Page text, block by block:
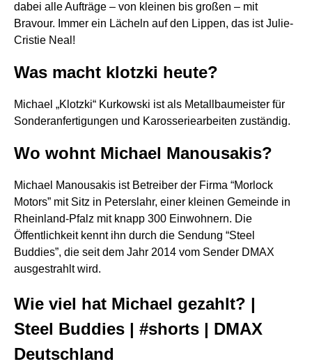
dabei alle Aufträge – von kleinen bis großen – mit
Bravour. Immer ein Lächeln auf den Lippen, das ist Julie-
Cristie Neal!
Was macht klotzki heute?
Michael „Klotzki“ Kurkowski ist als Metallbaumeister für
Sonderanfertigungen und Karosseriearbeiten zuständig.
Wo wohnt Michael Manousakis?
Michael Manousakis ist Betreiber der Firma “Morlock
Motors” mit Sitz in Peterslahr, einer kleinen Gemeinde in
Rheinland-Pfalz mit knapp 300 Einwohnern. Die
Öffentlichkeit kennt ihn durch die Sendung “Steel
Buddies”, die seit dem Jahr 2014 vom Sender DMAX
ausgestrahlt wird.
Wie viel hat Michael gezahlt? |
Steel Buddies | #shorts | DMAX
Deutschland